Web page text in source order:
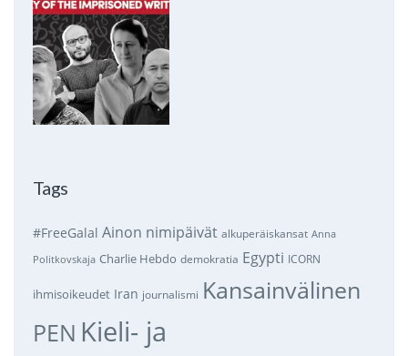
Tags
#FreeGalal Ainon nimipäivät alkuperäiskansat Anna
Politkovskaja Charlie Hebdo demokratia Egypti ICORN
ihmisoikeudet Iran journalismi Kansainvälinen
PEN Kieli- ja